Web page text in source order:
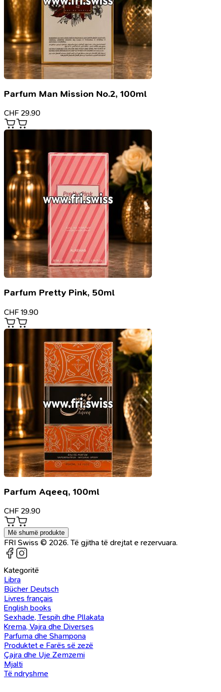
Parfum Man Mission No.2, 100ml
CHF 29.90
Parfum Pretty Pink, 50ml
CHF 19.90
Parfum Aqeeq, 100ml
CHF 29.90
Më shumë produkte
FRI Swiss © 2026. Të gjitha të drejtat e rezervuara.
Kategoritë
Libra
Bücher Deutsch
Livres français
English books
Sexhade, Tespih dhe Pllakata
Krema, Vajra dhe Diverses
Parfuma dhe Shampona
Produktet e Farës së zezë
Çajra dhe Uje Zemzemi
Mjalti
Të ndryshme